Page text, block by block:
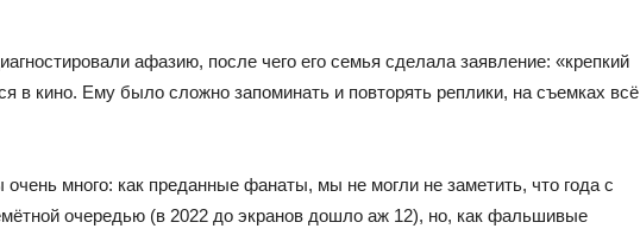
афазию, после чего его семья сделала заявление: «крепкий
в кино. Ему было сложно запоминать и повторять реплики, на съемках всё
много: как преданные фанаты, мы не могли не заметить, что года с
очередью (в 2022 до экранов дошло аж 12), но, как фальшивые